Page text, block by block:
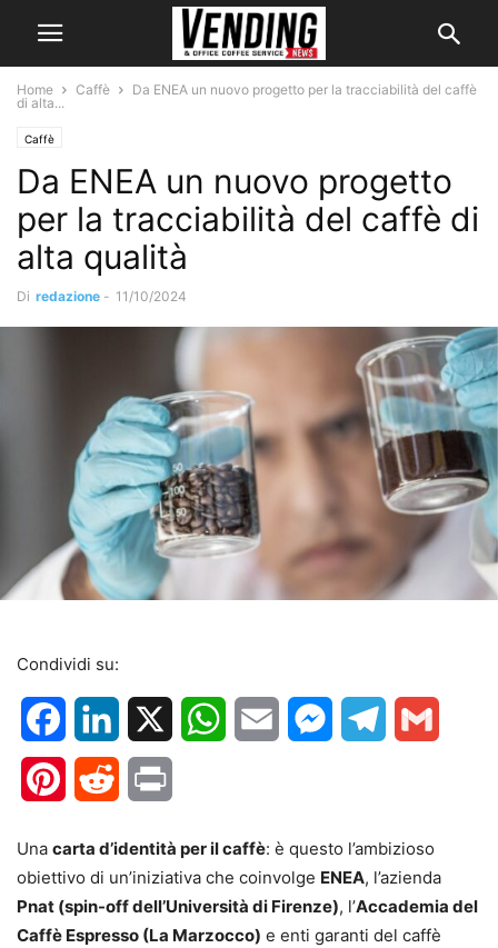
Home Caffè
Da ENEA un nuovo progetto per la tracciabilità del caffè
di alta...
Caffè
Da ENEA un nuovo progetto
per la tracciabilità del caffè di
alta qualità
Di redazione - 11/10/2024
Condividi su:
FacebookLinkedIn WhatsApp
Email MessengerTelegram
PinterestReddit
Una carta d’identità per il caffè: è questo l’ambizioso
obiettivo di un’iniziativa che coinvolge ENEA, l’azienda
Pnat (spin-off dell’Università di Firenze), l’Accademia del
Caffè Espresso (La Marzocco) e enti garanti del caffè